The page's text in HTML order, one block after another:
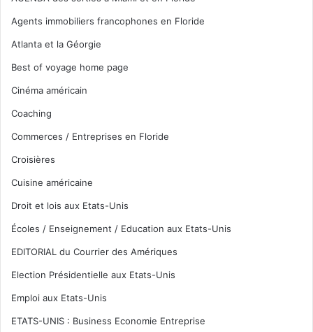
Agents immobiliers francophones en Floride
Atlanta et la Géorgie
Best of voyage home page
Cinéma américain
Coaching
Commerces / Entreprises en Floride
Croisières
Cuisine américaine
Droit et lois aux Etats-Unis
Écoles / Enseignement / Education aux Etats-Unis
EDITORIAL du Courrier des Amériques
Election Présidentielle aux Etats-Unis
Emploi aux Etats-Unis
ETATS-UNIS : Business Economie Entreprise